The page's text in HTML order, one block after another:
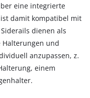
eine integrierte
damit kompatibel mit
dienen als
Halterungen und
anzupassen, z.
einem